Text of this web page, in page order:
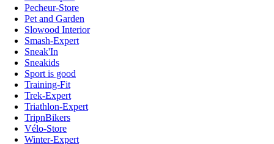
Pecheur-Store
Pet and Garden
Slowood Interior
Smash-Expert
Sneak'In
Sneakids
Sport is good
Training-Fit
Trek-Expert
Triathlon-Expert
TripnBikers
Vélo-Store
Winter-Expert